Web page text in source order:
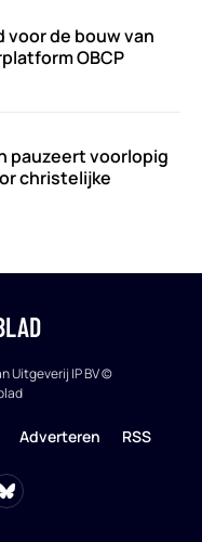
de bouw van
OBCP
pauzeert voorlopig
christelijke
Uitgeverij IP BV ©
Adverteren RSS